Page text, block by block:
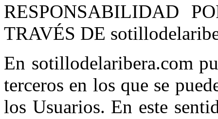
RESPONSABILIDAD
TRAVÉS DE
En sotillodelaribera.com
terceros en los que se
los Usuarios. En este